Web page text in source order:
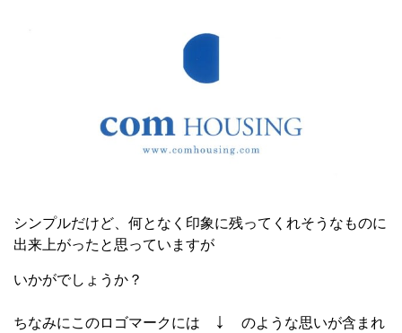
シンプルだけど、何となく印象に残ってくれそうなものに
出来上がったと思っていますが
いかがでしょうか？
ちなみにこのロゴマークには ↓
のような思いが含まれ